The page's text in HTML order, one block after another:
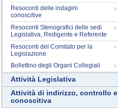
Resoconti delle indagini
conoscitive
Resoconti Stenografici delle sedi
Legislativa, Redigente e Referente
Resoconti del Comitato per la
Legislazione
Bollettino degli Organi Collegiali
Attività Legislativa
Attività di indirizzo, controllo e
conoscitiva